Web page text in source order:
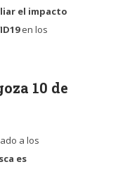
el impacto
en los
10 de
a los
es